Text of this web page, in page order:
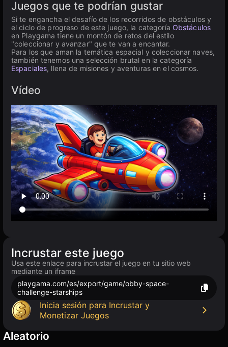
Juegos que te podrían gustar
Si te engancha el desafío de los recorridos de obstáculos y
el ciclo de progreso de este juego, la categoría Obstáculos
en Playgama tiene un montón de retos del estilo
"coleccionar y avanzar" que te van a encantar.
Para los que aman la temática espacial y coleccionar naves,
también tenemos una selección brutal en la categoría
Espaciales, llena de misiones y aventuras en el cosmos.
Vídeo
Incrustar este juego
Usa este enlace para incrustar el juego en tu sitio web
mediante un iframe
playgama.com/es/export/game/obby-space-
challenge-starships
Inicia sesión para Incrustar y
Monetizar Juegos
Aleatorio